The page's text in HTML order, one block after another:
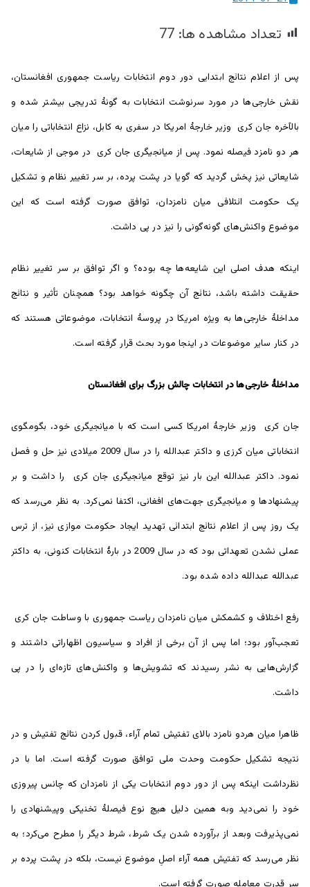
ییزو څېړنوتعداد مشاهده ها: 77
پس از اعلام نتائج ابتدایی دور دوم انتخابات ریاست جمهوری افغانستان،
نقش خارجی‌ها در مورد سرنوشت انتخابات به گونۀ تدریجی بیشتر شده و
بالآخره جان کری وزیر خارجۀ امریکا در سفری به کابل، نزاع انتخاباتی را میان
هر دو نامزد فیصله نمود. پس از میانجیگری جان کری در موجی از شایعات،
شایعاتی نیز پخش گردید که گویا در پشت پرده، بر سر تغییر نظام و تشکیل
یک حکومت ائتلافی میان نامزدان، توافق صورت گرفته است که این
موضوع واکنش‌های گونه‌گونی را نیز در پی داشت.
اینکه هدف اصلی این شایعه‌ها چه بوده؟ و اگر توافق بر سر تغییر نظام
حقیقت داشته باشد، نتائج آن چگونه خواهد بود؟ همچنان تأثیر و نتائج
مداخلۀ خارجی‌ها به ویژه امریکا در پروسۀ انتخابات، موضوعاتی هستند که
در کنار سایر موضوعات در اینجا مورد بحث قرار گرفته است.
مداخلۀ خارجی‌ها در انتخابات چالش بزرگ برای افغانستان
جان کری وزیر خارجۀ امریکا کسی است که با میانجیگری خود، بگومگوی
انتخاباتی میان کرزی و داکتر عبدالله را در سال 2009 میلادی نیز حل و فصل
نمود. داکتر عبدالله این بار نیز توقع میانجیگری جان کری را داشت و بر
پیشنهادها و میانجیگری جهت‌های افغانی، اکتفا نمی‌کرد. به نظر می‌رسد که
یک روز پس از اعلام نتائج ابتدائی تهدید ایجاد حکومت موازی نیز، از ترس
عملی نشدن تعهداتی بود که در سال 2009 در بارۀ انتخابات کنونی، به داکتر
عبدالله عبدالله داده شده بود.
رفع اختلاف و کشمکش میان نامزدان ریاست جمهوری با وساطت جان کری
تعجب‌آور بود؛ اما پس از آن برخی از افراد و سیاسیون اظهاراتی داشتند و
گزارش‌هایی به نشر رسیدند که تشویش‌ها و واکنش‌های تازه‌ای را در پی
داشت.
ظاهرا میان هردو نامزد بالای تفتیش تمام آراء، قبول کردن نتائج تفتیش و در
نتیجه تشکیل حکومت وحدت ملی توافق صورت گرفته است. اما با در
نظرداشت اینکه پس از دور دوم انتخابات یکی از نامزدان که چانس پیروزی
خود را نمی‌دید وبه همین دلیل هیچ نوع فیصلۀ تخنیکی وپیشنهادی را
نمی‌پذیرفت وبعد از برآورده شدن یک شرط، شرط دیگر را مطرح می‌کرد؛ به
نظر می‌رسد که تفتیش همه آراء اصلِ موضوع نیست، بلکه در پشت پرده بر
سر قدرت معامله صورت گرفته است.